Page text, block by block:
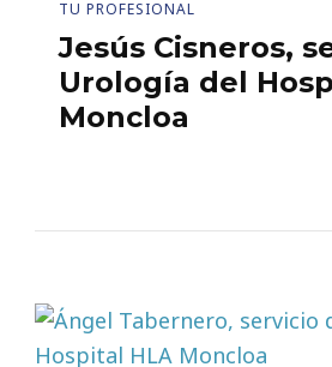
TU PROFESIONAL
Jesús Cisneros,
Urología del
Moncloa